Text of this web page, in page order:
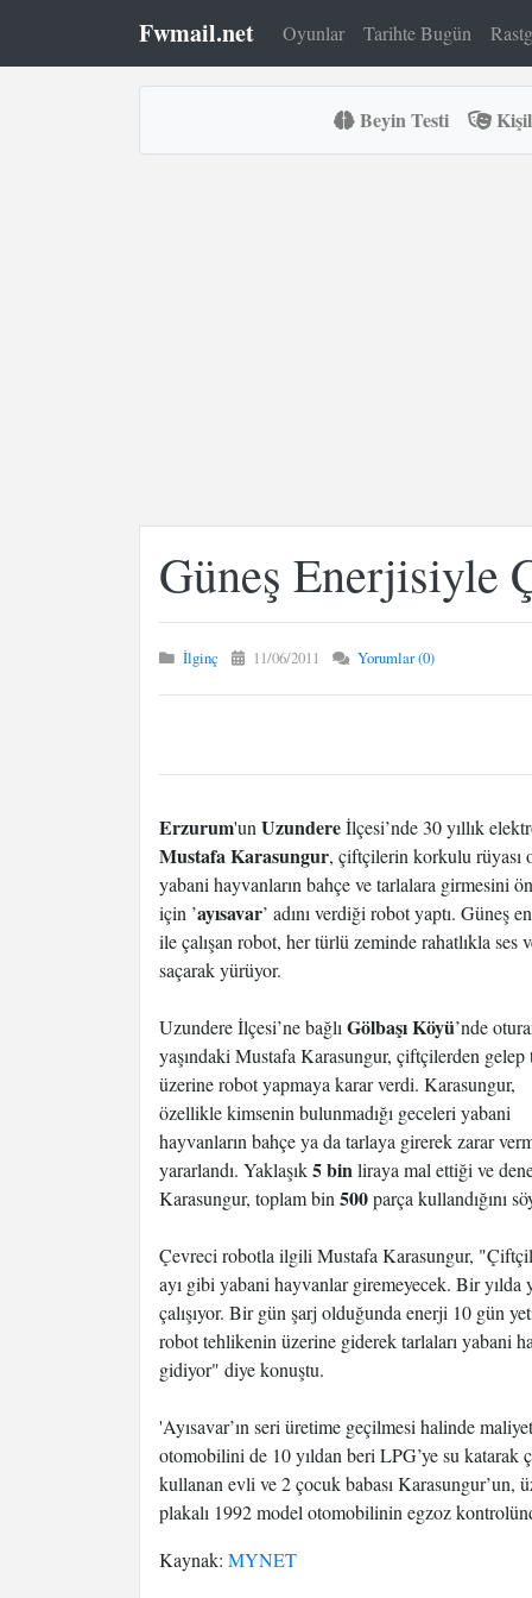
Fwmail.net Oyunlar Tarihte Bugün
Beyin Testi
Güneş Enerjisiyle
İlginç 11/06/2011 Yorumlar (0)
Erzurum'un Uzundereİlçesi’nde 30 yıllık
Mustafa Karasungur, çiftçilerin korkulu rüyası
yabani hayvanların bahçe ve tarlalara girmesini
için ’ayısavar’ adını verdiği robot yaptı. Güneş
ile çalışan robot, her türlü zeminde rahatlıkla ses
saçarak yürüyor.
Uzundere İlçesi’ne bağlı Gölbaşı Köyü’nde
yaşındaki Mustafa Karasungur, çiftçilerden gelep
üzerine robot yapmaya karar verdi. Karasungur,
özellikle kimsenin bulunmadığı geceleri yabani
hayvanların bahçe ya da tarlaya girerek zarar
yararlandı. Yaklaşık5 binliraya mal ettiği ve
Karasungur, toplam bin 500parça kullandığını
Çevreci robotla ilgili Mustafa Karasungur,
ayı gibi yabani hayvanlar giremeyecek. Bir yılda
çalışıyor. Bir gün şarj olduğunda enerji 10 gün
robot tehlikenin üzerine giderek tarlaları yabani
gidiyor" diye konuştu.
'Ayısavar’ın seri üretime geçilmesi halinde
otomobilini de 10 yıldan beri LPG’ye su katarak
kullanan evli ve 2 çocuk babası Karasungur’un,
plakalı 1992 model otomobilinin egzoz
Kaynak: MYNET